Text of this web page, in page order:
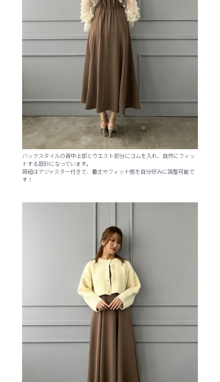
バックスタイルの背中上部とウエスト部分にゴムを入れ、自然にフィッ
トする設計になっています。
肩紐はアジャスター付きで、着丈やフィット感を自分好みに調整可能で
す！